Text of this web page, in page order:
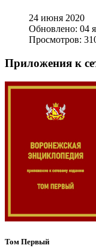
24 июня 2020
Обновлено: 04
Просмотров:
Приложения к
Том Первый